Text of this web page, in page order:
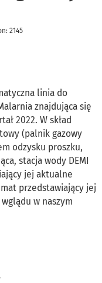
2145
linia do
znajdująca się
2022. W skład
(palnik gazowy
odzysku proszku,
stacja wody DEMI
jej aktualne
przedstawiający jej
w naszym